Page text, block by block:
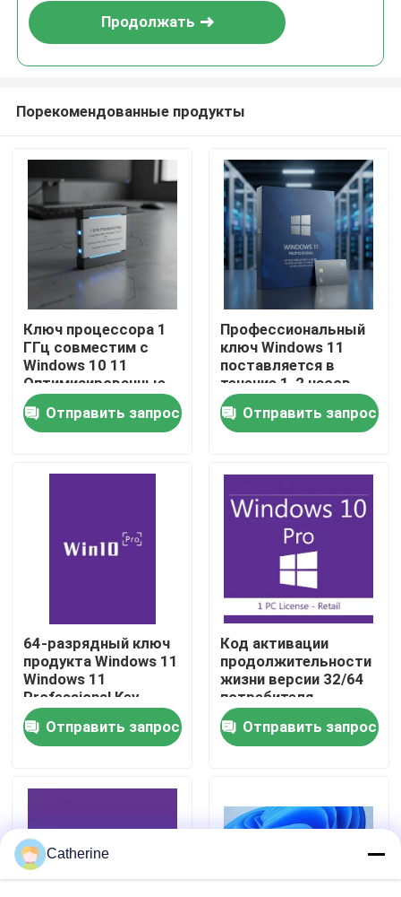
Домой
Продукты
О нас
Свяжитесь с нами
Новости
Office 2024 Key Купить
Продолжать
Порекомендованные продукты
Ключ процессора 1
ГГц совместим с
Windows 10 11
Оптимизированные
функции
безопасности
Плавная работа
профессионалов
Отправить запрос
Профессиональный
ключ Windows 11
поставляется в
течение 1-2 часов
Мгновенная
подлинная активация
Платформа Windows
подлинный доступ
Отправить запрос
64-разрядный ключ
продукта Windows 11
Windows 11
Professional Key
Безопасная
активация для
бизнеса
Отправить запрос
Код активации
продолжительности
жизни версии 32/64
потребителя
выигрыша 10 Pro
розничный 1 полное
сдержанный
Отправить запрос
Catherine